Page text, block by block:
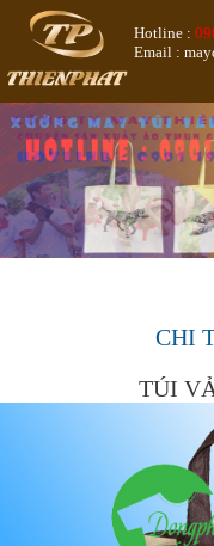
Hotline :
Email :
CHI
TÚI